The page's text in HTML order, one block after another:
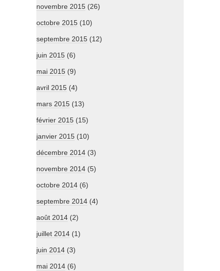
novembre 2015 (26)
octobre 2015 (10)
septembre 2015 (12)
juin 2015 (6)
mai 2015 (9)
avril 2015 (4)
mars 2015 (13)
février 2015 (15)
janvier 2015 (10)
décembre 2014 (3)
novembre 2014 (5)
octobre 2014 (6)
septembre 2014 (4)
août 2014 (2)
juillet 2014 (1)
juin 2014 (3)
mai 2014 (6)